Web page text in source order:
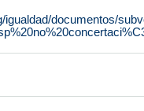
igualdad/documentos/